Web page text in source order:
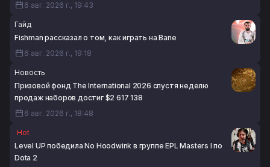
6 авг. 2026 г., 19:43
Гайд
Fishman рассказал о том, как играть на Bane
6 авг. 2026 г., 19:18
Новость
Призовой фонд The International 2026 спустя неделю
продаж наборов достиг $2 617 138
6 авг. 2026 г., 18:48
Hot
Level UP победила No Hoodwink в группе EPL Masters I по
Dota 2